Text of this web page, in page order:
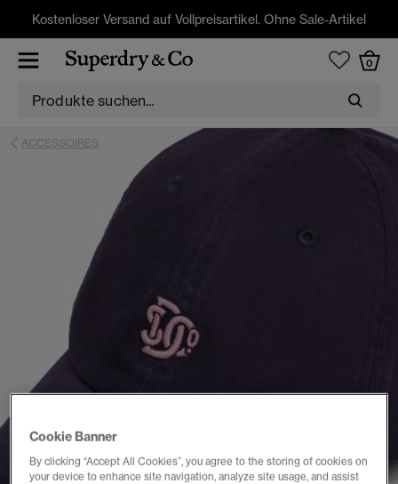
Kostenloser Versand auf Vollpreisartikel. Ohne Sale-Artikel
0
ACCESSOIRES
Cookie Banner
By clicking “Accept All Cookies”, you agree to the storing of cookies on
your device to enhance site navigation, analyze site usage, and assist